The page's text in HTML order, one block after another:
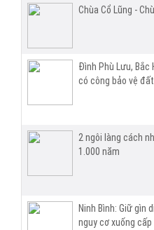
Chùa Cổ Lũng -
Đình Phù Lưu, Bắc
có công bảo vệ
2 ngôi làng cách
1.000 năm
Ninh Bình: Giữ gìn
nguy cơ xuống cấp